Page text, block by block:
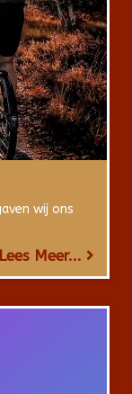
wij ons
Lees Meer...